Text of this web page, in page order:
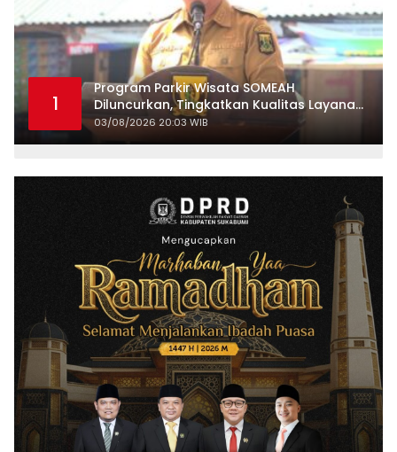
1
Program Parkir Wisata SOMEAH
Diluncurkan, Tingkatkan Kualitas Layanan
Kepariwisataan
03/08/2026 20:03 WIB